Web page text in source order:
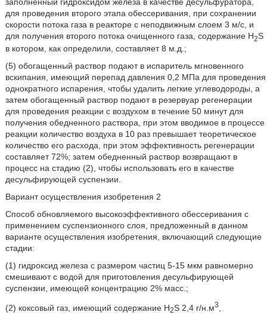
для проведения второго этапа обессеривания, при сохранении
скорости потока газа в реакторе с неподвижным слоем 3 м/с, и
для получения второго потока очищенного газа, содержание H2S
в котором, как определили, составляет 8 м.д.;
(5) обогащенный раствор подают в испаритель мгновенного
вскипания, имеющий перепад давления 0,2 МПа для проведения
однократного испарения, чтобы удалить легкие углеводороды, а
затем обогащенный раствор подают в резервуар регенерации
для проведения реакции с воздухом в течение 50 минут для
получения обедненного раствора, при этом вводимое в процессе
реакции количество воздуха в 10 раз превышает теоретическое
количество его расхода, при этом эффективность регенерации
составляет 72%; затем обедненный раствор возвращают в
процесс на стадию (2), чтобы использовать его в качестве
десульфирующей суспензии.
Вариант осуществления изобретения 2
Способ обновляемого высокоэффективного обессеривания с
применением суспензионного слоя, предложенный в данном
варианте осуществления изобретения, включающий следующие
стадии:
(1) гидроксид железа с размером частиц 5-15 мкм равномерно
смешивают с водой для приготовления десульфирующей
суспензии, имеющей концентрацию 2% масс.;
(2) коксовый газ, имеющий содержание H2S 2,4 г/н.м3